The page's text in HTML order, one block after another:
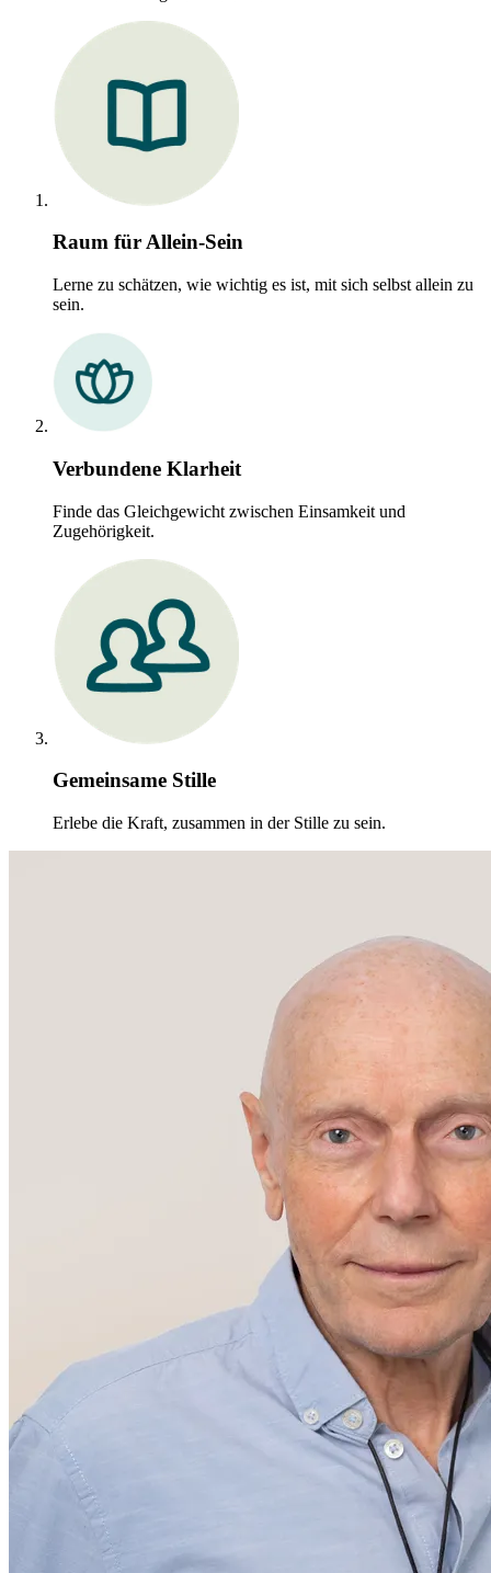
Raum für Allein-Sein
Lerne zu schätzen, wie wichtig es ist, mit sich selbst allein zu
sein.
Verbundene Klarheit
Finde das Gleichgewicht zwischen Einsamkeit und
Zugehörigkeit.
Gemeinsame Stille
Erlebe die Kraft, zusammen in der Stille zu sein.